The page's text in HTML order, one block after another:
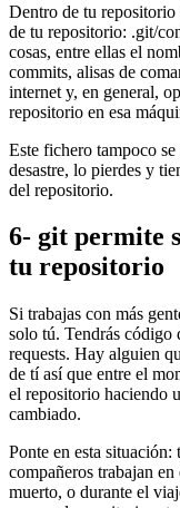
Dentro de tu
de tu repositorio: .git/
cosas, entre ellas el
commits, alisas de
internet y, en general,
repositorio en esa
Este fichero tampoco
desastre, lo pierdes y
del repositorio.
6- git permite
tu repositorio
Si trabajas con más
solo tú. Tendrás código
requests. Hay alguien
de tí así que entre el
el repositorio haciendo
cambiado.
Ponte en esta situación:
compañeros trabajan
muerto, o durante el